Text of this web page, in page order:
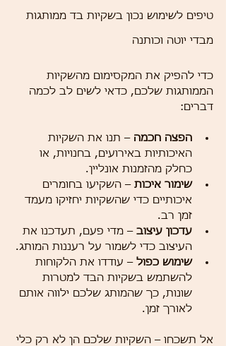
טיפים לשימוש נכון בשקיות בד ממותגות
מבדי יוטה וכותנה
כדי להפיק את המקסימום מהשקיות
הממותגות שלכם, כדאי לשים לב לכמה
דברים:
הפצה חכמה – תנו את השקיות
האיכותיות באירועים, בחנויות, או
כחלק מהזמנות אונליין.
שימור איכות – השקיעו בחומרים
איכותיים כדי שהשקיות יחזיקו מעמד
זמן רב.
עדכון עיצוב – מדי פעם, תעדכנו את
העיצוב כדי לשמור על רעננות המותג.
שימוש כפול – עודדו את הלקוחות
להשתמש בשקיות הבד למטרות
שונות, כך שהמותג שלכם ילווה אותם
לאורך זמן.
אל תשכחו – השקיות שלכם הן לא רק כלי